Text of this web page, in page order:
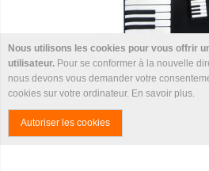
Nous utilisons les cookies pour vous offrir
utilisateur. Pour se conformer à la nouvelle
nous devons vous demander votre
cookies sur votre ordinateur. En savoir plus
Autoriser les cookies
Sac pour patitions -